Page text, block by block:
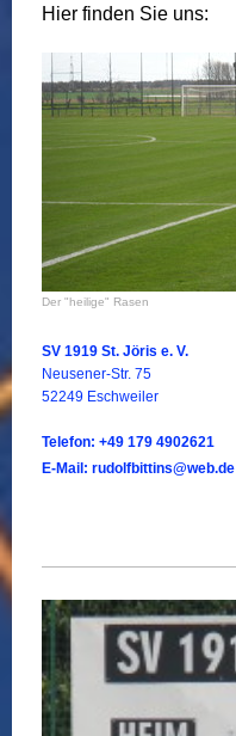
Hier finden Sie uns:
Der "heilige" Rasen
SV 1919 St. Jöris e. V.
Neusener-Str. 75
52249 Eschweiler
Telefon: +49 179 4902621
E-Mail: rudolfbittins@web.de